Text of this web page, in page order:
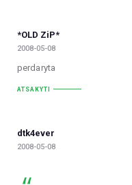
*OLD ZiP*
2008-05-08
perdaryta
ATSAKYTI
dtk4ever
2008-05-08